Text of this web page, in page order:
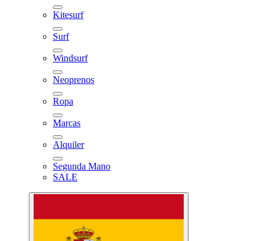
Kitesurf
Surf
Windsurf
Neoprenos
Ropa
Marcas
Alquiler
Segunda Mano
SALE